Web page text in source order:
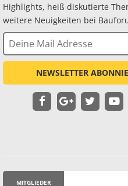
Highlights, heiß diskutierte
weitere Neuigkeiten bei
NEWSLETTER
MITGLIEDER